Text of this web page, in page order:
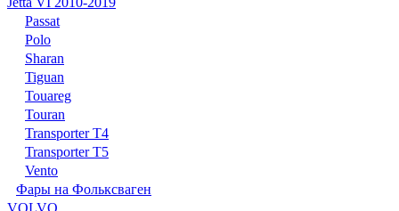
Passat
Polo
Sharan
Tiguan
Touareg
Touran
Transporter T4
Transporter T5
Vento
Фары на Фольксваген
VOLVO